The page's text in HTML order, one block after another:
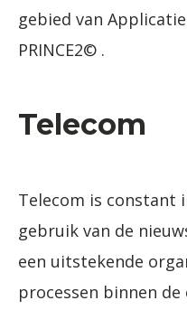
gebied van
PRINCE2© .
Telecom
Telecom is constant
gebruik van de
een uitstekende
processen binnen